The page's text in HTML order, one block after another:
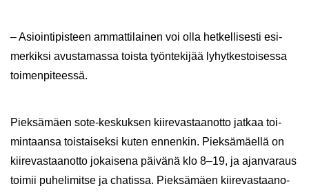
– Asioin­ti­pis­teen am­mat­ti­lai­nen voi olla het­kel­li­ses­ti esi­
mer­kik­si avus­ta­mas­sa tois­ta työn­te­ki­jää ly­hyt­kes­toi­ses­sa
toi­men­pi­tees­sä.
Piek­sä­mäen sote-​keskuksen kii­re­vas­taan­ot­to jat­kaa toi­
min­taan­sa tois­tai­sek­si kuten en­nen­kin. Piek­sä­mäel­lä on
kii­re­vas­taan­ot­to jo­kai­se­na päi­vä­nä klo 8–19, ja ajan­va­raus
toi­mii pu­he­li­mit­se ja cha­tis­sa. Piek­sä­mäen kii­re­vas­taan­o­